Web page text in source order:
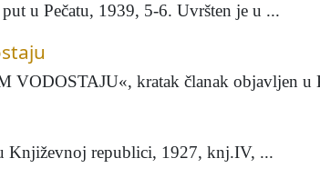
u Pečatu, 1939, 5-6. Uvršten je u ...
kratak članak objavljen u
Književnoj republici, 1927, knj.IV, ...